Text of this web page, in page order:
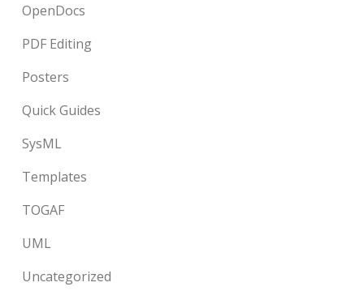
OpenDocs
PDF Editing
Posters
Quick Guides
SysML
Templates
TOGAF
UML
Uncategorized